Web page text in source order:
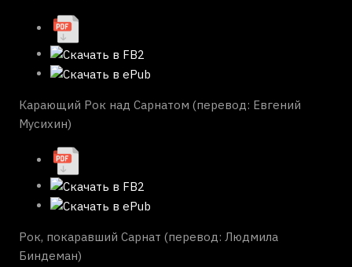
Карающий Рок над Сарнатом (перевод: Евгений
Мусихин)
Рок, покаравший Сарнат (перевод: Людмила
Биндеман)